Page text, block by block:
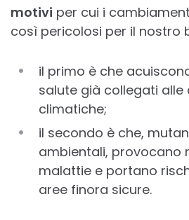
motivi per cui i
così pericolosi per il nostro
il primo è che
salute già collegati alle
climatiche;
il secondo è che,
ambientali, provocano
malattie e portano
aree finora sicure.